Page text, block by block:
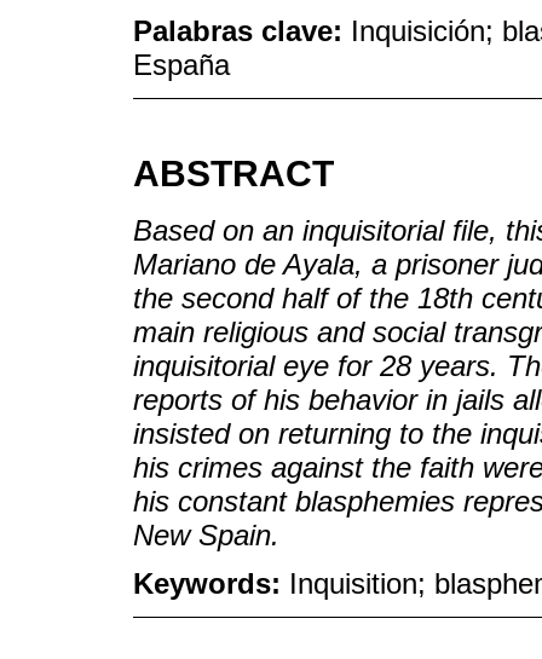
Palabras clave: Inquisición;
España
ABSTRACT
Based on an inquisitorial file,
Mariano de Ayala, a prisoner
the second half of the 18th
main religious and social
inquisitorial eye for 28 years.
reports of his behavior in jails
insisted on returning to the
his crimes against the faith
his constant blasphemies
New Spain.
Keywords: Inquisition;